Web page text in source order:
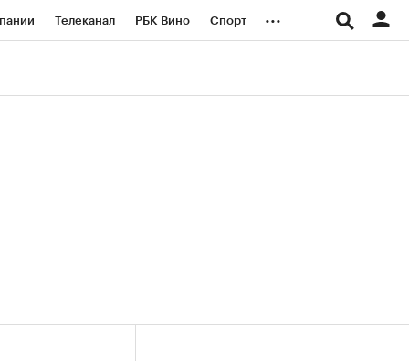
Телеканал РБК Вино Спорт ...